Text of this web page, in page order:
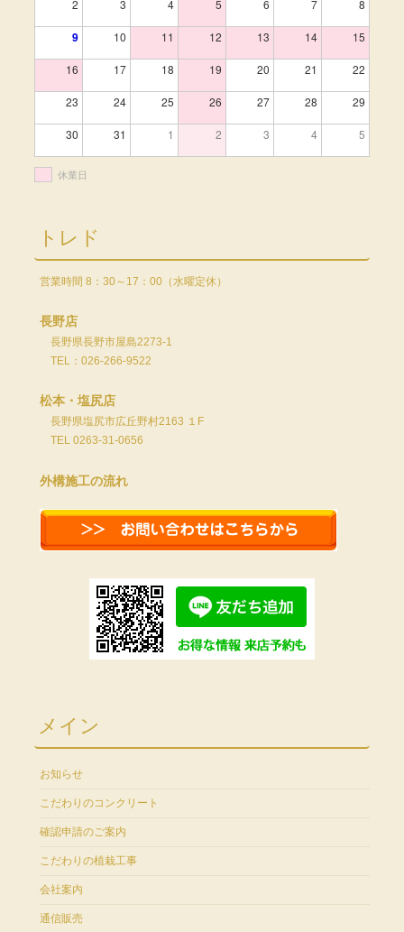
2 3 4 5 6 7 8
9 10 11 12 13 14 15
16 17 18 19 20 21 22
23 24 25 26 27 28 29
30 31 1 2 3 4 5
休業日
トレド
営業時間 8：30～17：00（水曜定休）
長野店
長野県長野市屋島2273-1
TEL：026-266-9522
松本・塩尻店
長野県塩尻市広丘野村2163 １F
TEL 0263-31-0656
外構施工の流れ
メイン
お知らせ
こだわりのコンクリート
確認申請のご案内
こだわりの植栽工事
会社案内
通信販売